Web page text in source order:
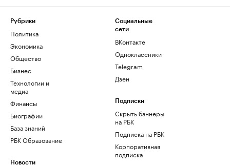
Рубрики
Политика
Экономика
Общество
Бизнес
Технологии и
медиа
Финансы
Биографии
База знаний
РБК Образование
Новости
Социальные
сети
ВКонтакте
Одноклассники
Telegram
Дзен
Подписки
Скрыть баннеры
на РБК
Подписка на РБК
Корпоративная
подписка